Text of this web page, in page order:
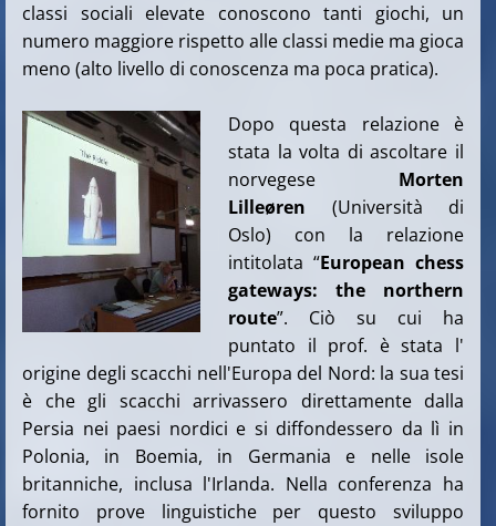
classi sociali elevate conoscono tanti giochi, un
numero maggiore rispetto alle classi medie ma gioca
meno (alto livello di conoscenza ma poca pratica).
Dopo questa relazione è
stata la volta di ascoltare il
norvegese Morten
Lilleøren (Università di
Oslo) con la relazione
intitolata “European chess
gateways: the northern
route”.
Ciò su cui ha
puntato il prof. è stata l'
origine degli scacchi nell'Europa del Nord: la sua tesi
è che gli scacchi arrivassero direttamente dalla
Persia nei paesi nordici e si diffondessero da lì in
Polonia, in Boemia, in Germania e nelle isole
britanniche, inclusa l'Irlanda. Nella conferenza ha
fornito prove linguistiche per questo sviluppo